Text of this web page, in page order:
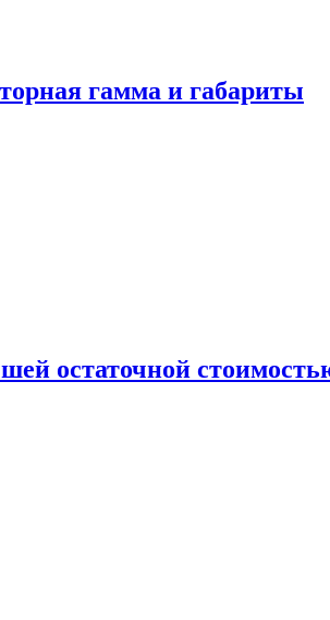
гамма и габариты
остаточной